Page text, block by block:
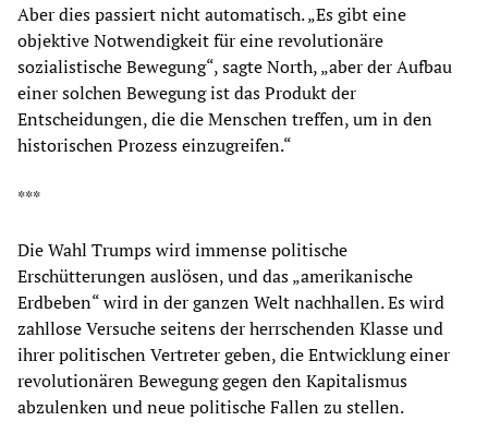
Aber dies passiert nicht automatisch. „Es gibt eine
objektive Notwendigkeit für eine revolutionäre
sozialistische Bewegung“, sagte North, „aber der Aufbau
einer solchen Bewegung ist das Produkt der
Entscheidungen, die die Menschen treffen, um in den
historischen Prozess einzugreifen.“
***
Die Wahl Trumps wird immense politische
Erschütterungen auslösen, und das „amerikanische
Erdbeben“ wird in der ganzen Welt nachhallen. Es wird
zahllose Versuche seitens der herrschenden Klasse und
ihrer politischen Vertreter geben, die Entwicklung einer
revolutionären Bewegung gegen den Kapitalismus
abzulenken und neue politische Fallen zu stellen.